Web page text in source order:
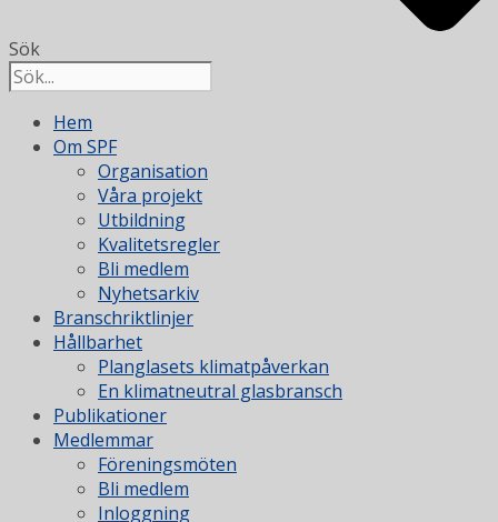
Sök
Hem
Om SPF
Organisation
Våra projekt
Utbildning
Kvalitetsregler
Bli medlem
Nyhetsarkiv
Branschriktlinjer
Hållbarhet
Planglasets klimatpåverkan
En klimatneutral glasbransch
Publikationer
Medlemmar
Föreningsmöten
Bli medlem
Inloggning